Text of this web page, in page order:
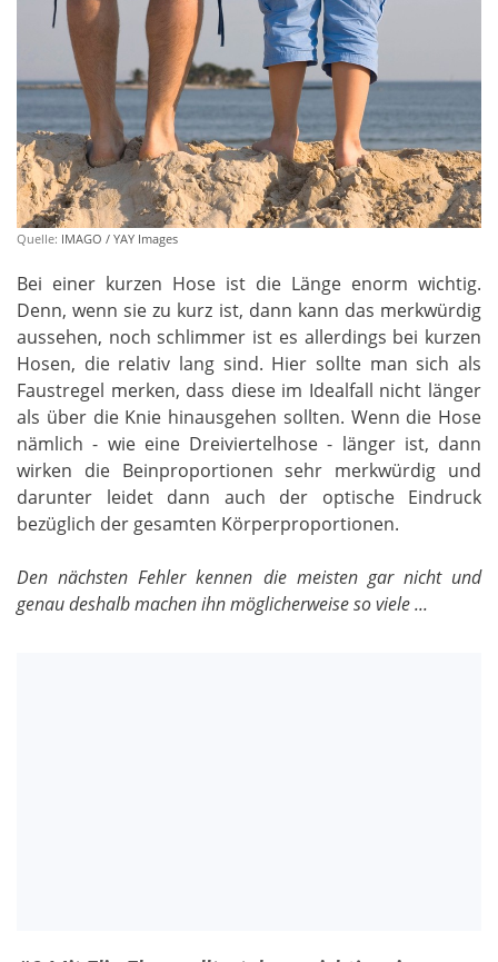
Quelle: IMAGO / YAY Images
Bei einer kurzen Hose ist die Länge enorm wichtig.
Denn, wenn sie zu kurz ist, dann kann das merkwürdig
aussehen, noch schlimmer ist es allerdings bei kurzen
Hosen, die relativ lang sind. Hier sollte man sich als
Faustregel merken, dass diese im Idealfall nicht länger
als über die Knie hinausgehen sollten. Wenn die Hose
nämlich - wie eine Dreiviertelhose - länger ist, dann
wirken die Beinproportionen sehr merkwürdig und
darunter leidet dann auch der optische Eindruck
bezüglich der gesamten Körperproportionen.
Den nächsten Fehler kennen die meisten gar nicht und
genau deshalb machen ihn möglicherweise so viele ...